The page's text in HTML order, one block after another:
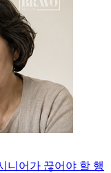
니어가 끊어야 할 행